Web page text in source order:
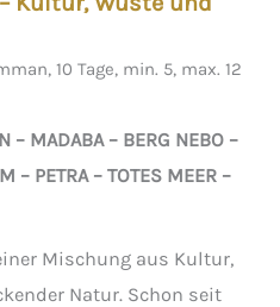
10 Tage, min. 5, max. 12
– MADABA – BERG NEBO –
– PETRA – TOTES MEER –
Mischung aus Kultur,
Natur. Schon seit